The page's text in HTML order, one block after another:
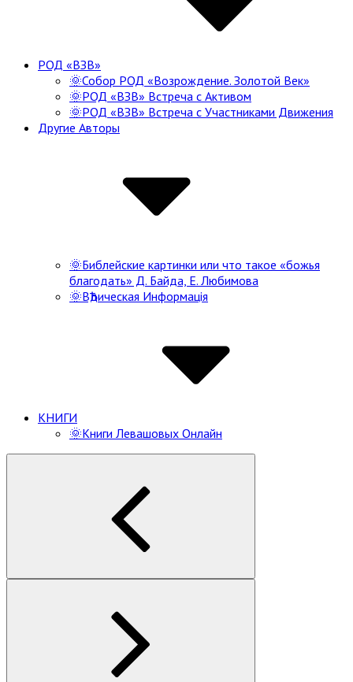
РОД «ВЗВ»
🌞Собор РОД «Возрождение. Золотой Век»
🌞РОД «ВЗВ» Встреча с Активом
🌞РОД «ВЗВ» Встреча с Участниками Движения
Другие Авторы
🌞Библейские картинки или что такое «божья
благодать» Д. Байда, Е. Любимова
🌞ВѢдическая Информацiя
КНИГИ
🌞Книги Левашовых Онлайн